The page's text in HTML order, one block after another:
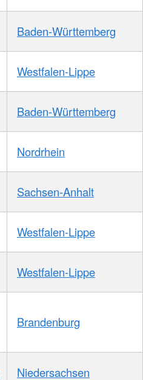
Baden-Württemberg
Westfalen-Lippe
Baden-Württemberg
Nordrhein
Sachsen-Anhalt
Westfalen-Lippe
Westfalen-Lippe
Brandenburg
Niedersachsen